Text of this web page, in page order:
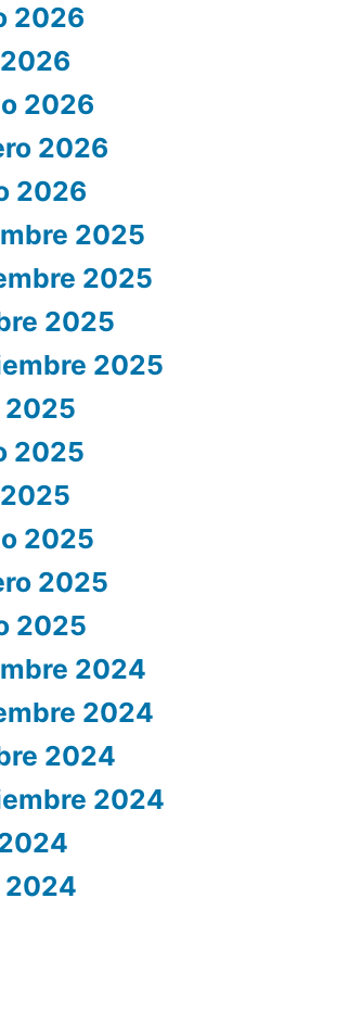
2026
2026
2026
2026
2025
2025
2025
2025
2025
2025
2025
2025
2025
2024
2024
2024
2024
2024